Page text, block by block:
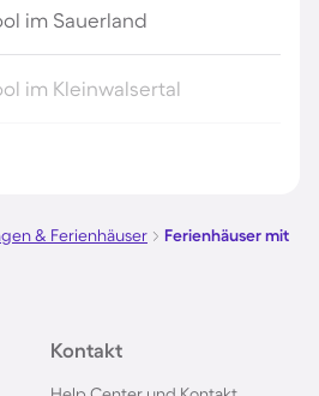
im Sauerland
im Kleinwalsertal
im Stubaital
auf Elba
in Maria Alm
& Ferienhäuser
Ferienhäuser mit
Kontakt